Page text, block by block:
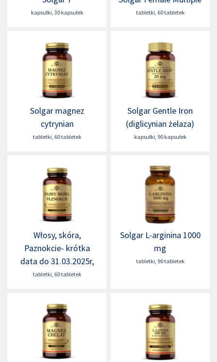
kapsułki, 30 kapsułek tabletki, 60 tabletek
Solgar magnez
cytrynian
tabletki, 60 tabletek
Solgar Gentle Iron
(diglicynian żelaza)
kapsułki, 90 kapsułek
Włosy, skóra,
Paznokcie- krótka
data do 31.03.2025r,
tabletki, 60 tabletek
Solgar L-arginina 1000
mg
tabletki, 90 tabletek